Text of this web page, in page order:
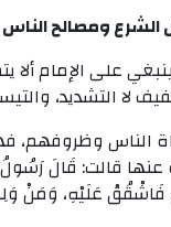
الشرع ومصالح
على الإمام ألا
لا التشديد،
الناس وظروفهم،
قالت: قَالَ
عَلَيْهِ، وَمَنْ